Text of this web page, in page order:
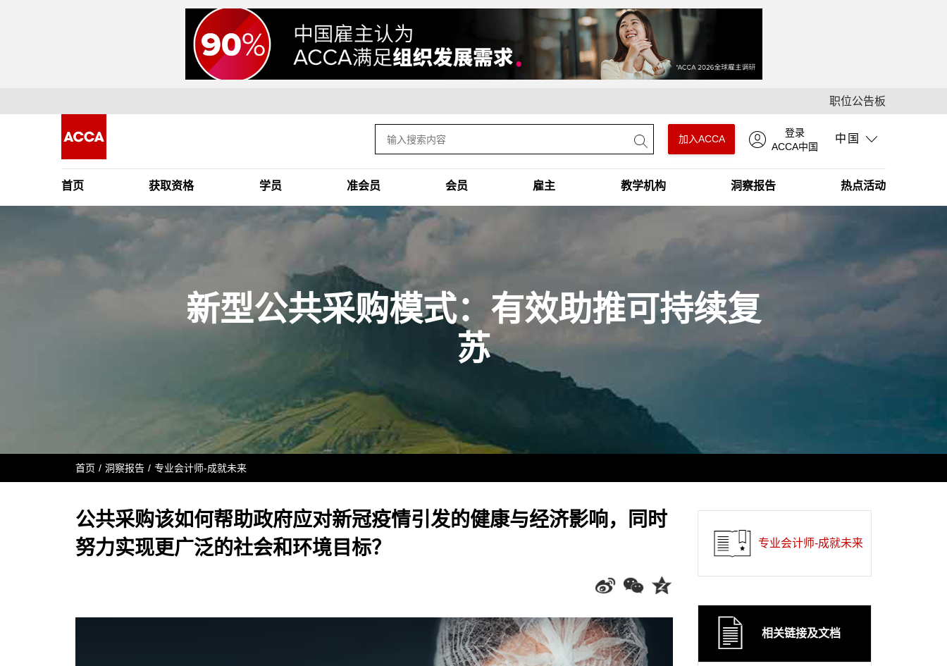
职位公告板
中国
登录
ACCA中国
加入ACCA
首页 获取资格 学员 准会员 会员 雇主 教学机构 洞察报告 热点活动
新型公共采购模式：有效助推可持续复
苏
首页 洞察报告 专业会计师-成就未来
公共采购该如何帮助政府应对新冠疫情引发的健康与经济影响，同时
努力实现更广泛的社会和环境目标？
专业会计师-成就未来
相关链接及文档